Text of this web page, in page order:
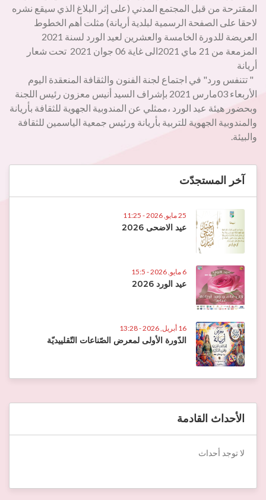
المقترحة من قبل المجتمع المدني (على إثر البلاغ الذي سيقع نشره
لاحقا على الصفحة الرسمية لبلدية أريانة) مثلت أهم الخطوط
العريضة للدورة الخامسة والعشرين لعيد الورد لسنة 2021
المزمعة من 21 ماي 2021الى غاية 06 جوان 2021 تحت شعار
أريانة
" تتنفس ورد" في اجتماع لجنة الفنون والثقافة المنعقدة اليوم
الأربعاء 03مارس 2021 بإشراف السيد أنيس معزون رئيس اللجنة
وبحضور هيئة عيد الورد ،ممثلي عن المندوبية الجهوية للثقافة بأريانة
والمندوبية الجهوية للتربية بأريانة ورئيس جمعية الياسمين للثقافة
والبيئة.
آخر المستجدّت
25 مايو, 2026 - 11:25
عيد الاضحى 2026
6 مايو, 2026 - 15:5
عيد الورد 2026
16 أبريل, 2026 - 13:28
الدّورة الأولى لمعرض الصّناعات التّقلييديّة
الأحداث القادمة
لا توجد أحداث